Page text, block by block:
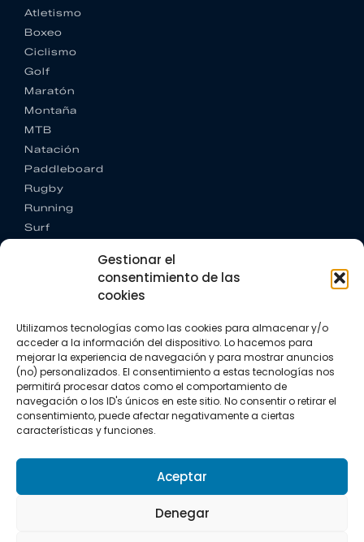
Gestionar el
consentimiento de las
cookies
Utilizamos tecnologías como las cookies para almacenar y/o
acceder a la información del dispositivo. Lo hacemos para
mejorar la experiencia de navegación y para mostrar anuncios
(no) personalizados. El consentimiento a estas tecnologías nos
permitirá procesar datos como el comportamiento de
navegación o los ID's únicos en este sitio. No consentir o retirar el
consentimiento, puede afectar negativamente a ciertas
características y funciones.
Aceptar
Denegar
Atletismo
Boxeo
Ciclismo
Golf
Maratón
Montaña
MTB
Natación
Paddleboard
Rugby
Running
Surf
CONTACTO
+34 662 342 177
info@vkssport.com
SÍGUENOS
Política de privacidad
Política de cookies